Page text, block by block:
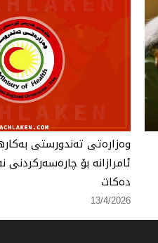
وەزارەتی تەندورستی
ئامرازانە بۆ
دەكات
13/4/2026